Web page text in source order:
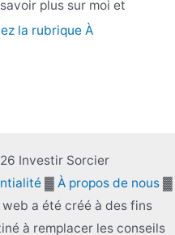
plus sur moi et
la rubrique À
Investir Sorcier
▓ À propos de nous▓
a été créé à des fins
à remplacer les conseils